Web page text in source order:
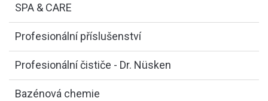
SPA & CARE
Profesionální příslušenství
Profesionální čističe - Dr. Nüsken
Bazénová chemie